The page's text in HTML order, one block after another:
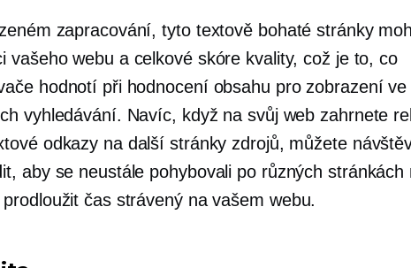
zapracování, tyto textově bohaté stránky
vašeho webu a celkové skóre kvality, což je to, co
hodnotí při hodnocení obsahu pro zobrazení ve
vyhledávání. Navíc, když na svůj web zahrnete
odkazy na další stránky zdrojů, můžete
aby se neustále pohybovali po různých stránkách
čas strávený na vašem webu.